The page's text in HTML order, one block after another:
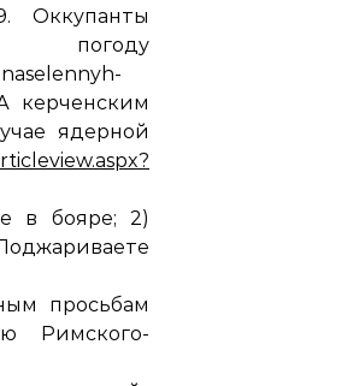
Оккупанты
погоду
керченским
ядерной
в бояре; 2)
просьбам
Римского-